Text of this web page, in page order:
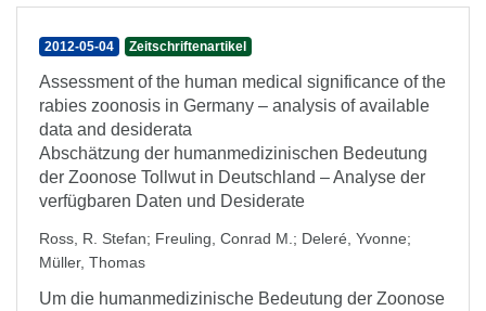
2012-05-04 Zeitschriftenartikel
Assessment of the human medical significance of the
rabies zoonosis in Germany – analysis of available
data and desiderata
Abschätzung der humanmedizinischen Bedeutung
der Zoonose Tollwut in Deutschland – Analyse der
verfügbaren Daten und Desiderate
Ross, R. Stefan; Freuling, Conrad M. ; Deleré, Yvonne;
Müller, Thomas
Um die humanmedizinische Bedeutung der Zoonose